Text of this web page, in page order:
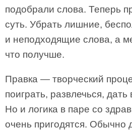
подобрали слова. Теперь
суть. Убрать лишние,
и неподходящие слова, а
что получше.
Правка — творческий
поиграть, развлечься,
Но и логика в паре со
очень пригодятся. Обычно